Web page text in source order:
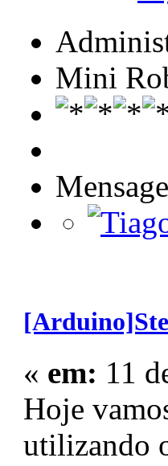
Mini
« em: 11
Hoje
utilizando